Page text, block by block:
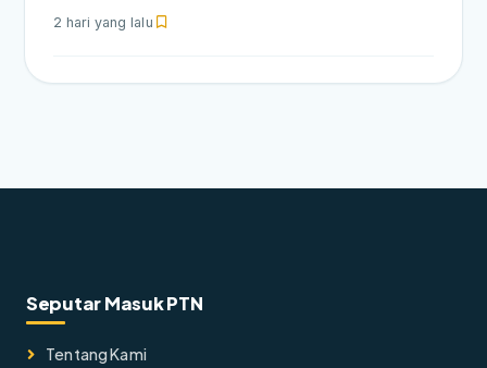
2 hari yang lalu
Seputar Masuk PTN
Tentang Kami